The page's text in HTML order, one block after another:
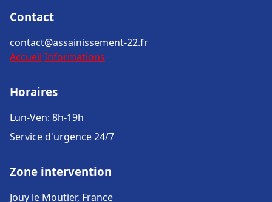
Contact
contact@assainissement-22.fr
Accueil Informations
Horaires
Lun-Ven: 8h-19h
Service d'urgence 24/7
Zone intervention
Jouy le Moutier, France